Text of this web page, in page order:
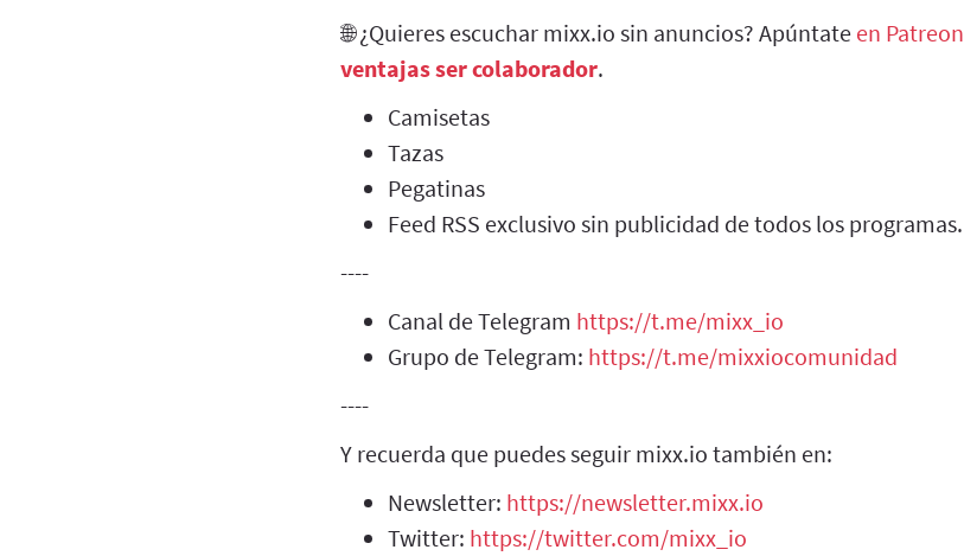
🌐 ¿Quieres escuchar mixx.io sin anuncios? Apúntate en Patreon
ventajas ser colaborador.
Camisetas
Tazas
Pegatinas
Feed RSS exclusivo sin publicidad de todos los programas.
----
Canal de Telegram https://t.me/mixx_io
Grupo de Telegram: https://t.me/mixxiocomunidad
----
Y recuerda que puedes seguir mixx.io también en:
Newsletter: https://newsletter.mixx.io
Twitter: https://twitter.com/mixx_io